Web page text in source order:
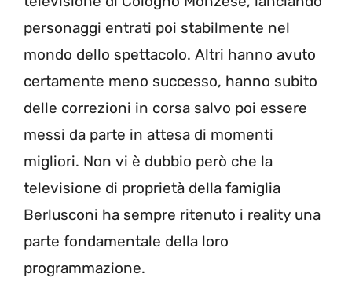
personaggi entrati poi stabilmente nel
mondo dello spettacolo. Altri hanno avuto
certamente meno successo, hanno subito
delle correzioni in corsa salvo poi essere
messi da parte in attesa di momenti
migliori. Non vi è dubbio però che la
televisione di proprietà della famiglia
Berlusconi ha sempre ritenuto i reality una
parte fondamentale della loro
programmazione.